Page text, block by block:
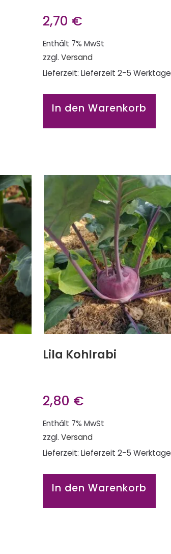
2,70 €
Enthält 7% MwSt
zzgl. Versand
Lieferzeit: Lieferzeit 2-5 Werktage
In den Warenkorb
Lila Kohlrabi
2,80 €
Enthält 7% MwSt
zzgl. Versand
Lieferzeit: Lieferzeit 2-5 Werktage
In den Warenkorb